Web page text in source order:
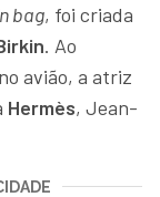
bag, foi criada
. Ao
avião, a atriz
Hermès, Jean-